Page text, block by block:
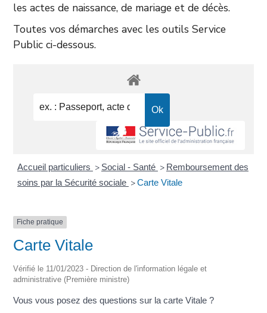
les actes de naissance, de mariage et de décès.
Toutes vos démarches avec les outils Service
Public ci-dessous.
Accueil particuliers > Social - Santé > Remboursement des
soins par la Sécurité sociale >Carte Vitale
Fiche pratique
Carte Vitale
Vérifié le 11/01/2023 - Direction de l'information légale et
administrative (Première ministre)
Vous vous posez des questions sur la carte Vitale ?